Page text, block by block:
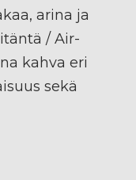
arina ja
/ Air-
kahva eri
sekä